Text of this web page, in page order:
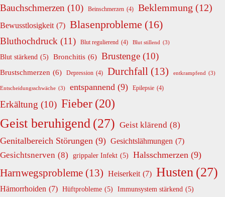
Bauchschmerzen (10) Beinschmerzen (4) Beklemmung (12)
Bewusstlosigkeit (7) Blasenprobleme (16)
Bluthochdruck (11) Blut regulierend (4) Blut stillend (3)
Blut stärkend (5) Bronchitis (6) Brustenge (10)
Brustschmerzen (6) Depression (4) Durchfall (13) entkrampfend (3)
Entscheidungsschwäche (3) entspannend (9) Epilepsie (4)
Erkältung (10) Fieber (20)
Geist beruhigend (27) Geist klärend (8)
Genitalbereich Störungen (9) Gesichtslähmungen (7)
Gesichtsnerven (8) grippaler Infekt (5) Halsschmerzen (9)
Harnwegsprobleme (13) Heiserkeit (7) Husten (27)
Hämorrhoiden (7) Hüftprobleme (5) Immunsystem stärkend (5)